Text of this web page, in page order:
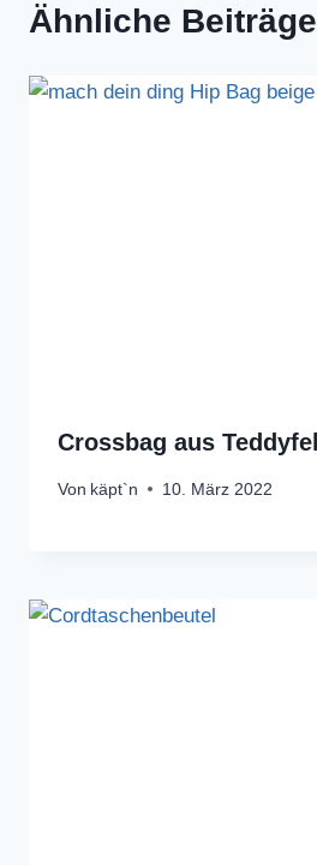
Ähnliche Beiträge
Crossbag aus Teddyfell
Von käpt`n 10. März 2022